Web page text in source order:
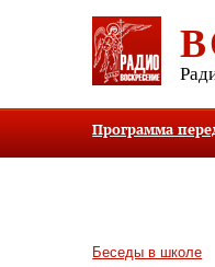
Программа
Беседы в школе